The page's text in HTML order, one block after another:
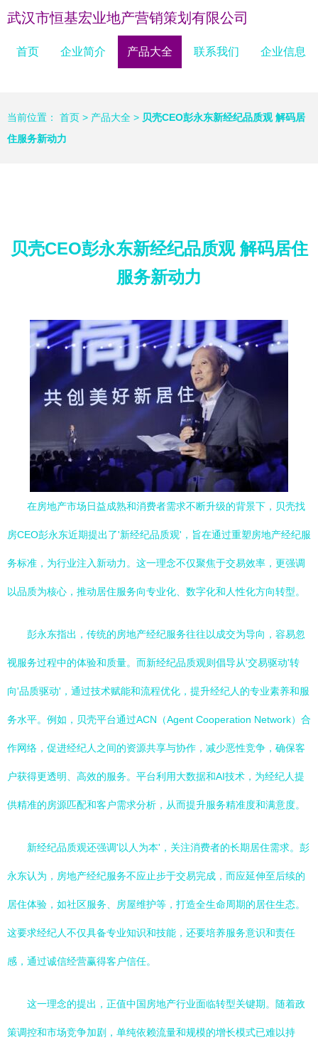
武汉市恒基宏业地产营销策划有限公司
首页 企业简介 产品大全 联系我们 企业信息
当前位置： 首页 > 产品大全 > 贝壳CEO彭永东新经纪品质观 解码居
住服务新动力
贝壳CEO彭永东新经纪品质观 解码居住
服务新动力
在房地产市场日益成熟和消费者需求不断升级的背景下，贝壳找
房CEO彭永东近期提出了'新经纪品质观'，旨在通过重塑房地产经纪服
务标准，为行业注入新动力。这一理念不仅聚焦于交易效率，更强调
以品质为核心，推动居住服务向专业化、数字化和人性化方向转型。
彭永东指出，传统的房地产经纪服务往往以成交为导向，容易忽
视服务过程中的体验和质量。而新经纪品质观则倡导从'交易驱动'转
向'品质驱动'，通过技术赋能和流程优化，提升经纪人的专业素养和服
务水平。例如，贝壳平台通过ACN（Agent Cooperation Network）合
作网络，促进经纪人之间的资源共享与协作，减少恶性竞争，确保客
户获得更透明、高效的服务。平台利用大数据和AI技术，为经纪人提
供精准的房源匹配和客户需求分析，从而提升服务精准度和满意度。
新经纪品质观还强调'以人为本'，关注消费者的长期居住需求。彭
永东认为，房地产经纪服务不应止步于交易完成，而应延伸至后续的
居住体验，如社区服务、房屋维护等，打造全生命周期的居住生态。
这要求经纪人不仅具备专业知识和技能，还要培养服务意识和责任
感，通过诚信经营赢得客户信任。
这一理念的提出，正值中国房地产行业面临转型关键期。随着政
策调控和市场竞争加剧，单纯依赖流量和规模的增长模式已难以持